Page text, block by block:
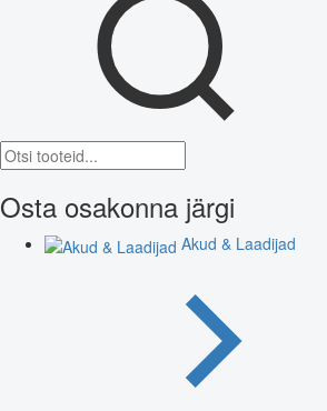
Osta osakonna järgi
Akud & Laadijad